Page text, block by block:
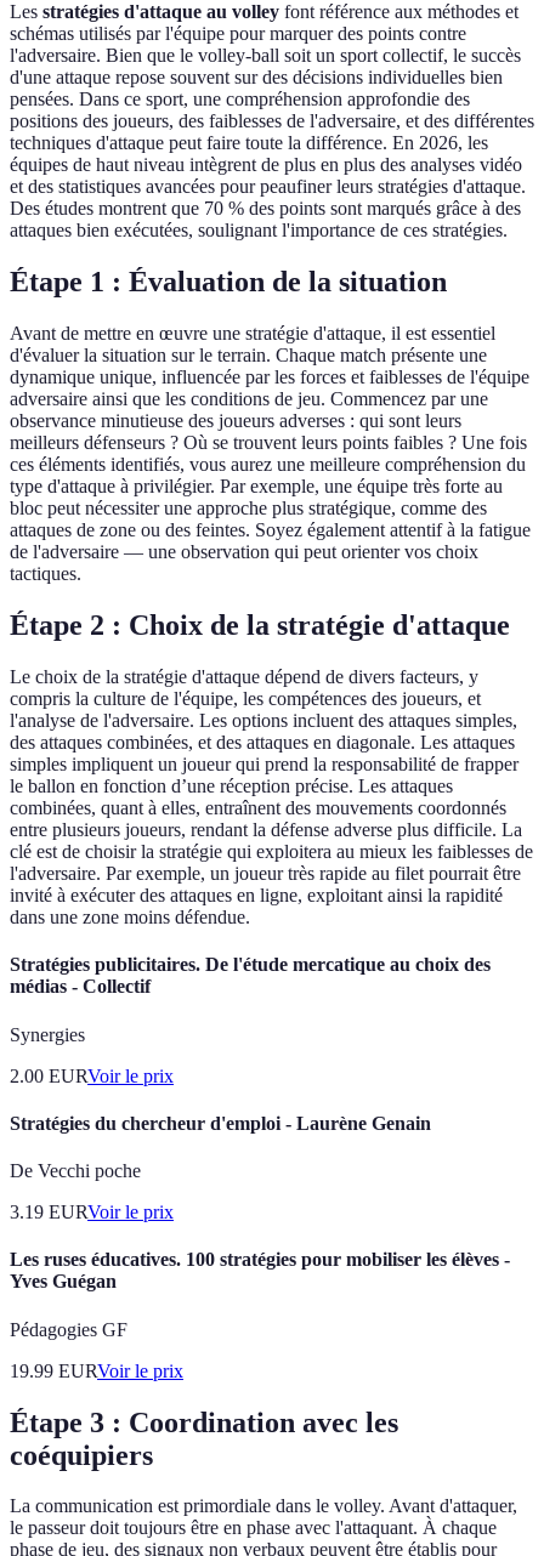
Les stratégies d'attaque au volley font référence aux méthodes et
schémas utilisés par l'équipe pour marquer des points contre
l'adversaire. Bien que le volley-ball soit un sport collectif, le succès
d'une attaque repose souvent sur des décisions individuelles bien
pensées. Dans ce sport, une compréhension approfondie des
positions des joueurs, des faiblesses de l'adversaire, et des différentes
techniques d'attaque peut faire toute la différence. En 2026, les
équipes de haut niveau intègrent de plus en plus des analyses vidéo
et des statistiques avancées pour peaufiner leurs stratégies d'attaque.
Des études montrent que 70 % des points sont marqués grâce à des
attaques bien exécutées, soulignant l'importance de ces stratégies.
Étape 1 : Évaluation de la situation
Avant de mettre en œuvre une stratégie d'attaque, il est essentiel
d'évaluer la situation sur le terrain. Chaque match présente une
dynamique unique, influencée par les forces et faiblesses de l'équipe
adversaire ainsi que les conditions de jeu. Commencez par une
observance minutieuse des joueurs adverses : qui sont leurs
meilleurs défenseurs ? Où se trouvent leurs points faibles ? Une fois
ces éléments identifiés, vous aurez une meilleure compréhension du
type d'attaque à privilégier. Par exemple, une équipe très forte au
bloc peut nécessiter une approche plus stratégique, comme des
attaques de zone ou des feintes. Soyez également attentif à la fatigue
de l'adversaire — une observation qui peut orienter vos choix
tactiques.
Étape 2 : Choix de la stratégie d'attaque
Le choix de la stratégie d'attaque dépend de divers facteurs, y
compris la culture de l'équipe, les compétences des joueurs, et
l'analyse de l'adversaire. Les options incluent des attaques simples,
des attaques combinées, et des attaques en diagonale. Les attaques
simples impliquent un joueur qui prend la responsabilité de frapper
le ballon en fonction d’une réception précise. Les attaques
combinées, quant à elles, entraînent des mouvements coordonnés
entre plusieurs joueurs, rendant la défense adverse plus difficile. La
clé est de choisir la stratégie qui exploitera au mieux les faiblesses de
l'adversaire. Par exemple, un joueur très rapide au filet pourrait être
invité à exécuter des attaques en ligne, exploitant ainsi la rapidité
dans une zone moins défendue.
Stratégies publicitaires. De l'étude mercatique au choix des
médias - Collectif
Synergies
2.00 EURVoir le prix
Stratégies du chercheur d'emploi - Laurène Genain
De Vecchi poche
3.19 EURVoir le prix
Les ruses éducatives. 100 stratégies pour mobiliser les élèves -
Yves Guégan
Pédagogies GF
19.99 EURVoir le prix
Étape 3 : Coordination avec les
coéquipiers
La communication est primordiale dans le volley. Avant d'attaquer,
le passeur doit toujours être en phase avec l'attaquant. À chaque
phase de jeu, des signaux non verbaux peuvent être établis pour